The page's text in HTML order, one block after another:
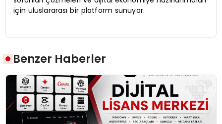
için uluslararası bir platform sunuyor.
Benzer Haberler